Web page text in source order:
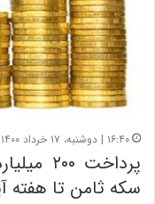
۱۶:۴۰ | دوشنبه، ۱۷ خرداد ۱۴۰۰
سکه ثامن تا هفته